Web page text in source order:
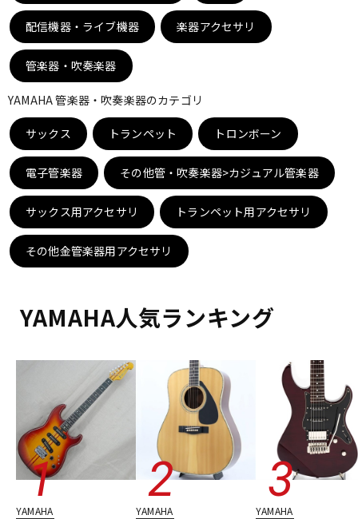
DTM オンライン納品
配信/ライブ機器 楽器アクセサリ
中古 ヴィンテージ
配信機器・ライブ機器 楽器アクセサリ
管楽器・吹奏楽器
YAMAHA 管楽器・吹奏楽器のカテゴリ
サックス トランペット トロンボーン
電子管楽器 その他管・吹奏楽器>カジュアル管楽器
サックス用アクセサリ トランペット用アクセサリ
その他金管楽器用アクセサリ
YAMAHA人気ランキング
YAMAHA YAMAHA YAMAHA